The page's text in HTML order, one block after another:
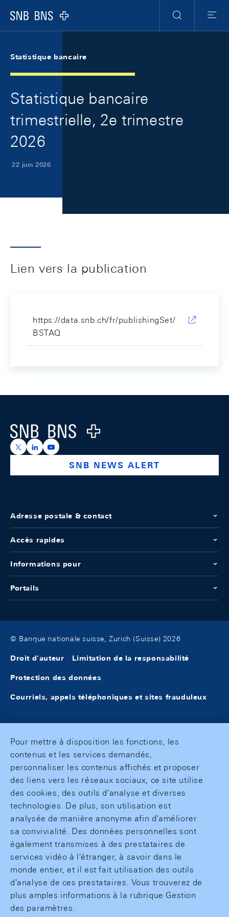
Logo
RechercheMenu
Statistique bancaire
Statistique bancaire
trimestrielle, 2e trimestre
2026
22 juin 2026
Lien vers la publication
https://data.snb.ch/fr/publishingSet/
BSTAQ
Logo
https://x.com/snb_bns
https://ch.linkedin.com/company/swiss-national-
https://www.youtube.com/@swissnationalbank
SNB NEWS ALERT
Adresse postale & contact
Accès rapides
Informations pour
Portails
© Banque nationale suisse, Zurich (Suisse) 2026
Droit d'auteur Limitation de la responsabilité
Protection des données
Courriels, appels téléphoniques et sites frauduleux
Pour mettre à disposition les fonctions, les
contenus et les services demandés,
personnaliser les contenus affichés et proposer
des liens vers les réseaux sociaux, ce site utilise
des cookies, des outils d'analyse et diverses
technologies. De plus, son utilisation est
analysée de manière anonyme afin d'améliorer
sa convivialité. Des données personnelles sont
également transmises à des prestataires de
services vidéo à l'étranger, à savoir dans le
monde entier, et il est fait utilisation des outils
d'analyse de ces prestataires. Vous trouverez de
plus amples informations à la rubrique Gestion
des paramètres.